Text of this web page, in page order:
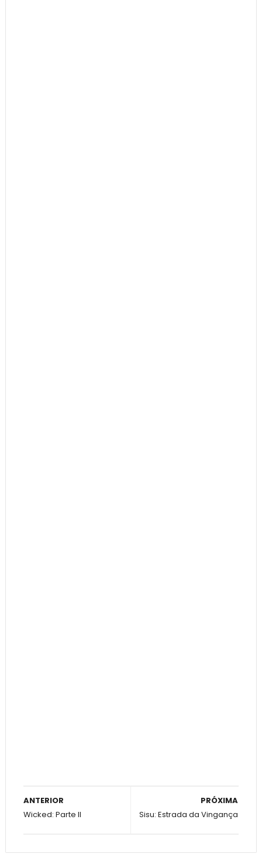
PRÓXIMA
Sisu: Estrada da Vingança
ANTERIOR
Wicked: Parte II